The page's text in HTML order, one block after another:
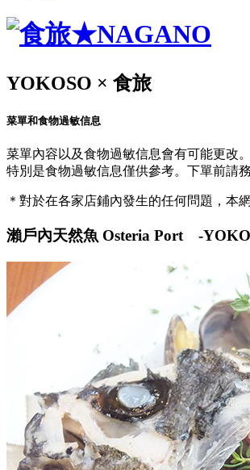
YOKOSO × 食旅
菜單和食物過敏信息
菜單內容以及食物過敏信息會有可能更改
特別是食物過敏信息僅供參考。下單前請
＊對於在各家店鋪內發生的任何問題，本
瀨戶內天然魚 Osteria Port -